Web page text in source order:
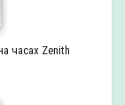
часах Zenith